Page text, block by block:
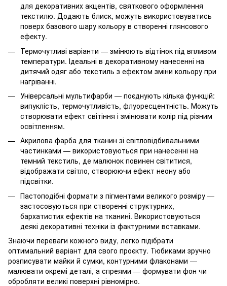
для декоративних акцентів, святкового оформлення
текстилю. Додають блиск, можуть використовуватись
поверх базового шару кольору в створенні глянсового
ефекту.
Термочутливі варіанти — змінюють відтінок під впливом
температури. Ідеальні в декоративному нанесенні на
дитячий одяг або текстиль з ефектом зміни кольору при
нагріванні.
Універсальні мультифарби — поєднують кілька функцій:
випуклість, термочутливість, флуоресцентність. Можуть
створювати ефект світіння і змінювати колір під різним
освітленням.
Акрилова фарба для тканин зі світловідбивальними
частинками — використовуються при нанесенні на
темний текстиль, де малюнок повинен світитися,
відображати світло, створюючи ефект неону або
підсвітки.
Пастоподібні формати з пігментами великого розміру —
застосовуються при створенні структурних,
бархатистих ефектів на тканині. Використовуються
деякі декоративні техніки із фактурними вставками.
Знаючи переваги кожного виду, легко підібрати
оптимальний варіант для свого проєкту. Тюбиками зручно
розписувати майки й сумки, контурними флаконами —
малювати окремі деталі, а спреями — формувати фон чи
обробляти великі поверхні рівномірно.